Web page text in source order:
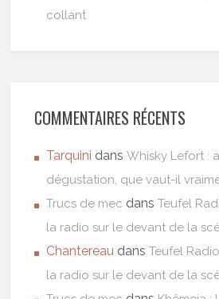
collant
COMMENTAIRES RÉCENTS
Tarquini dansWhisky Lefort :
dégustation, que vaut-il
Trucs de mec dansTeufel
la radio sur le devant de la
Chantereau dansTeufel
la radio sur le devant de la